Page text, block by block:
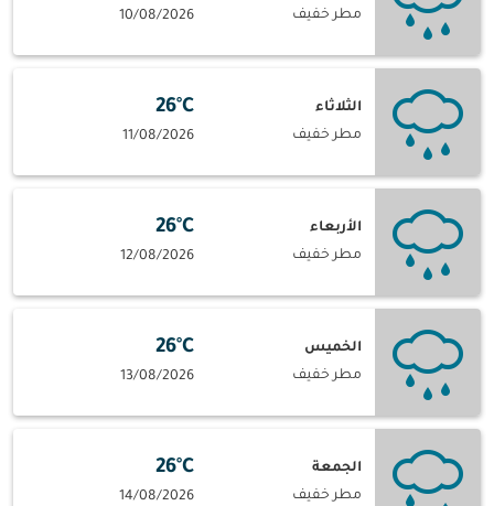
مطر خفيف
10/08/2026
الثلاثاء
مطر خفيف
26°C
11/08/2026
الأربعاء
مطر خفيف
26°C
12/08/2026
الخميس
مطر خفيف
26°C
13/08/2026
الجمعة
مطر خفيف
26°C
14/08/2026